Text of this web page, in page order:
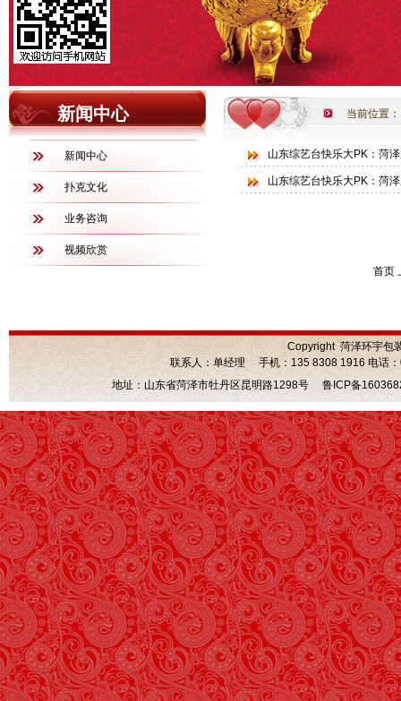
新闻中心
新闻中心
扑克文化
业务咨询
视频欣赏
当前位置：
山东综艺台快乐大PK：菏
山东综艺台快乐大PK：菏
首页
Copyright 菏泽环宇包
联系人：单经理 手机：135 8308 1916 电话
地址：山东省菏泽市牡丹区昆明路1298号 鲁ICP备